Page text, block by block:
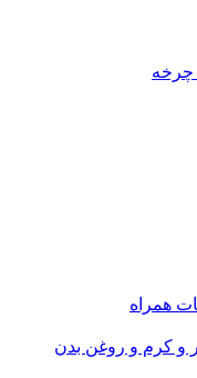
چرخه
همراه
و کرم و روغن بدن